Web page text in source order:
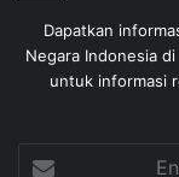
Dapatkan
Negara Indonesia
untuk informasi